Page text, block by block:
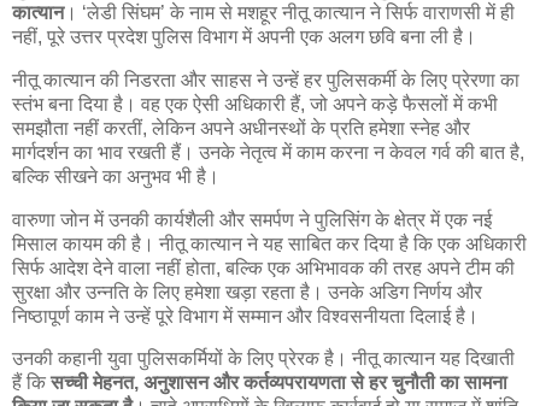
कात्यान। ‘लेडी सिंघम’ के नाम से मशहूर नीतू कात्यान ने सिर्फ वाराणसी में ही
नहीं, पूरे उत्तर प्रदेश पुलिस विभाग में अपनी एक अलग छवि बना ली है।
नीतू कात्यान की निडरता और साहस ने उन्हें हर पुलिसकर्मी के लिए प्रेरणा का
स्तंभ बना दिया है। वह एक ऐसी अधिकारी हैं, जो अपने कड़े फैसलों में कभी
समझौता नहीं करतीं, लेकिन अपने अधीनस्थों के प्रति हमेशा स्नेह और
मार्गदर्शन का भाव रखती हैं। उनके नेतृत्व में काम करना न केवल गर्व की बात है,
बल्कि सीखने का अनुभव भी है।
वारुणा जोन में उनकी कार्यशैली और समर्पण ने पुलिसिंग के क्षेत्र में एक नई
मिसाल कायम की है। नीतू कात्यान ने यह साबित कर दिया है कि एक अधिकारी
सिर्फ आदेश देने वाला नहीं होता, बल्कि एक अभिभावक की तरह अपने टीम की
सुरक्षा और उन्नति के लिए हमेशा खड़ा रहता है। उनके अडिग निर्णय और
निष्ठापूर्ण काम ने उन्हें पूरे विभाग में सम्मान और विश्वसनीयता दिलाई है।
उनकी कहानी युवा पुलिसकर्मियों के लिए प्रेरक है। नीतू कात्यान यह दिखाती
हैं किसच्ची मेहनत, अनुशासन और कर्तव्यपरायणता से हर चुनौती का सामना